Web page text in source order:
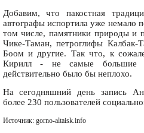
Добавим, что пакостная
автографы испортила уже немало
том числе, памятники природы и
Чике-Таман, петроглифы
Боом и другие. Так что, к
Кирилл - не самые большие
действительно было бы неплохо.
На сегодняшний день запись
более 230 пользователей
Источник: gorno-altaisk.info